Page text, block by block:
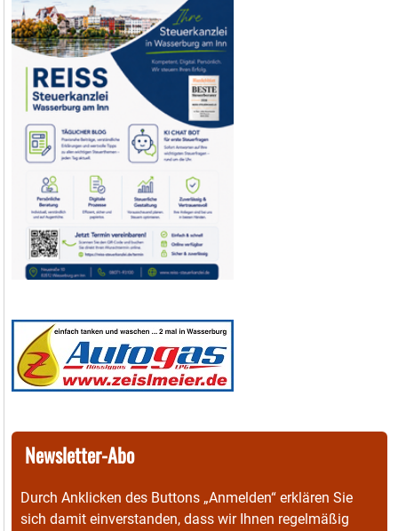
Newsletter-Abo
Durch Anklicken des Buttons „Anmelden“ erklären Sie
sich damit einverstanden, dass wir Ihnen regelmäßig